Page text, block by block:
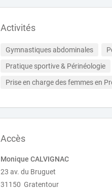
Activités
Gymnastiques abdominales
Pratique sportive & Périnéologie
Prise en charge des femmes en
Accès
Monique CALVIGNAC
23 av. du Bruguet
31150 Gratentour